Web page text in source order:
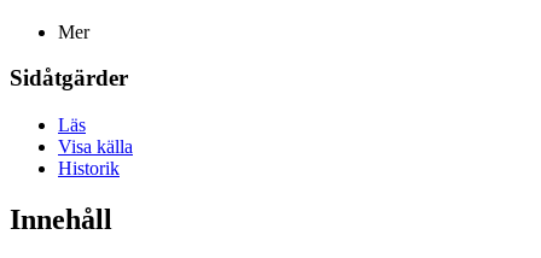
Mer
Sidåtgärder
Läs
Visa källa
Historik
Innehåll